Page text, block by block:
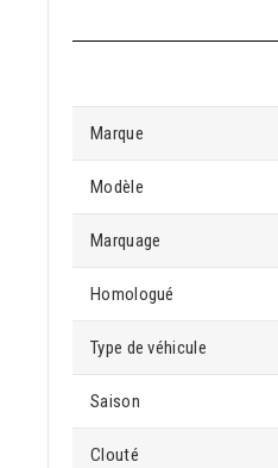
Marque
Modèle
Marquage
Homologué
Type de véhicule
Saison
Clouté